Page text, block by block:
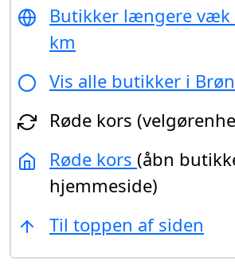
Butikker længere væk
km
Vis alle butikker i
Røde kors
Røde kors (åbn
hjemmeside)
Til toppen af siden